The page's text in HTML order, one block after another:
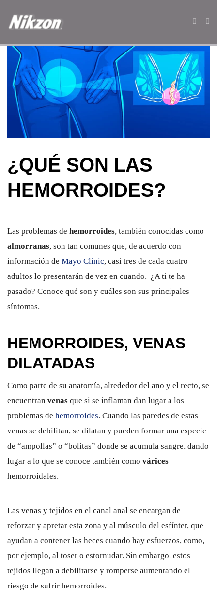
¿QUÉ SON LAS
HEMORROIDES?
Las problemas de hemorroides, también conocidas como
almorranas, son tan comunes que, de acuerdo con
información de Mayo Clinic, casi tres de cada cuatro
adultos lo presentarán de vez en cuando. ¿A ti te ha
pasado? Conoce qué son y cuáles son sus principales
síntomas.
HEMORROIDES, VENAS
DILATADAS
Como parte de su anatomía, alrededor del ano y el recto, se
encuentran venas que si se inflaman dan lugar a los
problemas de hemorroides. Cuando las paredes de estas
venas se debilitan, se dilatan y pueden formar una especie
de “ampollas” o “bolitas” donde se acumula sangre, dando
lugar a lo que se conoce también como várices
hemorroidales.
Las venas y tejidos en el canal anal se encargan de
reforzar y apretar esta zona y al músculo del esfínter, que
ayudan a contener las heces cuando hay esfuerzos, como,
por ejemplo, al toser o estornudar. Sin embargo, estos
tejidos llegan a debilitarse y romperse aumentando el
riesgo de sufrir hemorroides.